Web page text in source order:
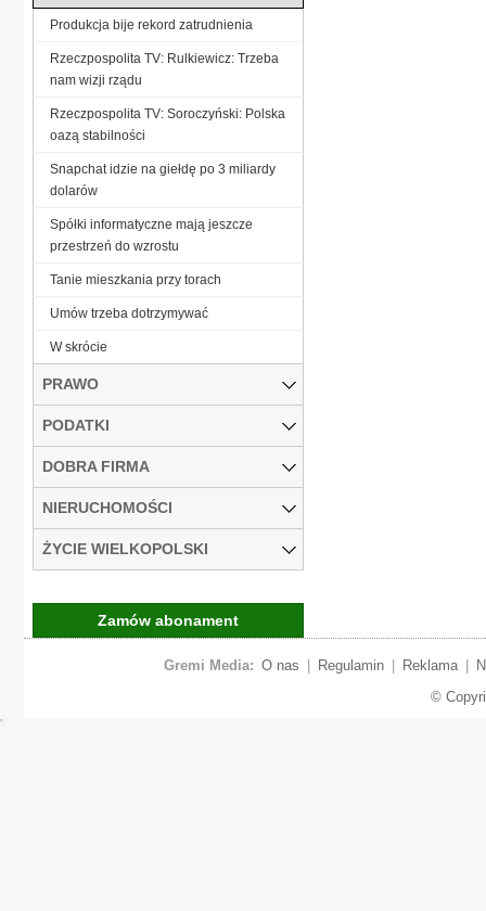
Produkcja bije rekord zatrudnienia
Rzeczpospolita TV: Rulkiewicz: Trzeba
nam wizji rządu
Rzeczpospolita TV: Soroczyński: Polska
oazą stabilności
Snapchat idzie na giełdę po 3 miliardy
dolarów
Spółki informatyczne mają jeszcze
przestrzeń do wzrostu
Tanie mieszkania przy torach
Umów trzeba dotrzymywać
W skrócie
PRAWO
PODATKI
DOBRA FIRMA
NIERUCHOMOŚCI
ŻYCIE WIELKOPOLSKI
Zamów abonament
Gremi Media: O nas Regulamin Reklama
©